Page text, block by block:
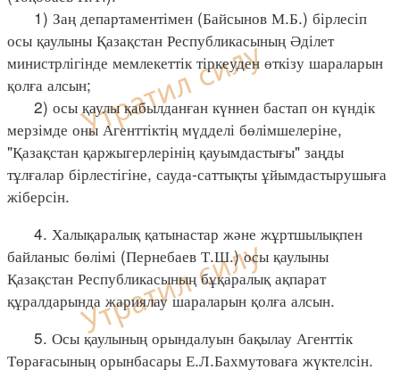
1) Заң департаментімен (Байсынов М.Б.) бірлесіп
осы қаулыны Қазақстан Республикасының Әділет
министрлігінде мемлекеттік тіркеуден өткізу шараларын
қолға алсын;
2) осы қаулы қабылданған күннен бастап он күндік
мерзімде оны Агенттіктің мүдделі бөлімшелеріне,
"Қазақстан қаржыгерлерінің қауымдастығы" заңды
тұлғалар бірлестігіне, сауда-саттықты ұйымдастырушыға
жіберсін.
4. Халықаралық қатынастар және жұртшылықпен
байланыс бөлімі (Пернебаев Т.Ш.) осы қаулыны
Қазақстан Республикасының бұқаралық ақпарат
құралдарында жариялау шараларын қолға алсын.
5. Осы қаулының орындалуын бақылау Агенттік
Төрағасының орынбасары Е.Л.Бахмутоваға жүктелсін.